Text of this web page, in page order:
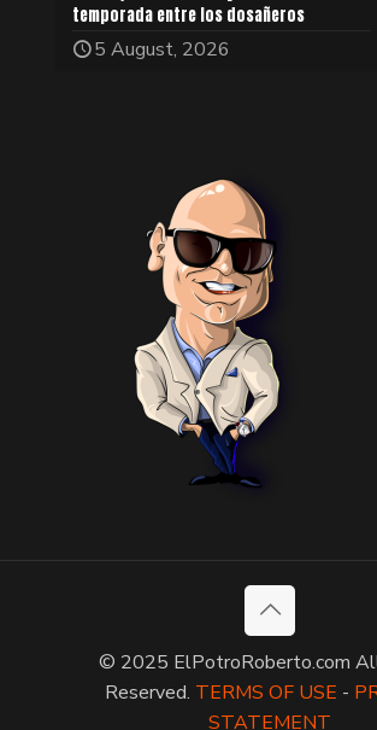
temporada entre los dosañeros
5 August, 2026
© 2025 ElPotroRoberto.com
Reserved. TERMS OF USE -
STATEMENT